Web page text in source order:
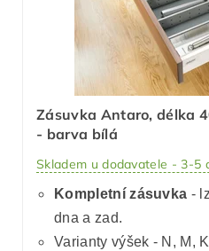
Zásuvka Antaro, délka
- barva bílá
Skladem u dodavatele - 3-5
Kompletní zásuvka -
dna a zad.
Varianty výšek - N, M,